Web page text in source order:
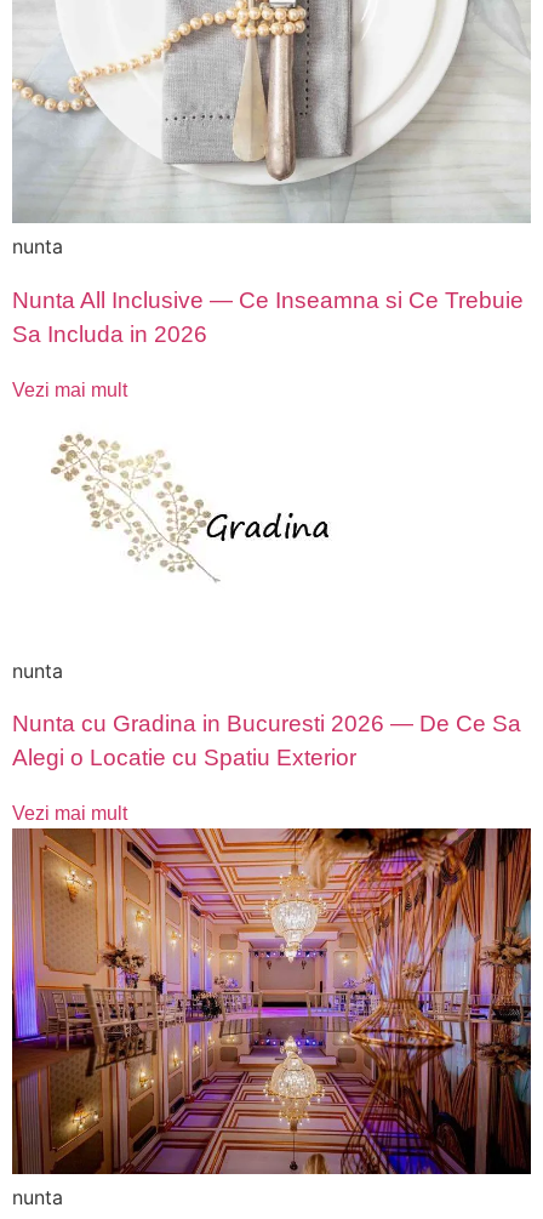
nunta
Nunta All Inclusive — Ce Inseamna si Ce Trebuie
Sa Includa in 2026
Vezi mai mult
nunta
Nunta cu Gradina in Bucuresti 2026 — De Ce Sa
Alegi o Locatie cu Spatiu Exterior
Vezi mai mult
nunta